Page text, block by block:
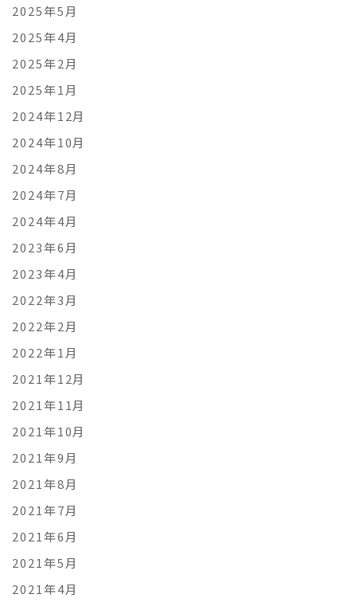
2025年5月
2025年4月
2025年2月
2025年1月
2024年12月
2024年10月
2024年8月
2024年7月
2024年4月
2023年6月
2023年4月
2022年3月
2022年2月
2022年1月
2021年12月
2021年11月
2021年10月
2021年9月
2021年8月
2021年7月
2021年6月
2021年5月
2021年4月